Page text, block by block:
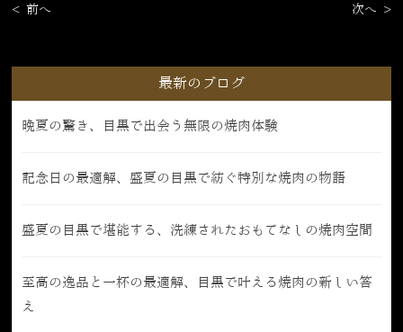
< 前へ 次へ >
最新のブログ
晩夏の驚き、目黒で出会う無限の焼肉体験
記念日の最適解、盛夏の目黒で紡ぐ特別な焼肉の物語
盛夏の目黒で堪能する、洗練されたおもてなしの焼肉空間
至高の逸品と一杯の最適解、目黒で叶える焼肉の新しい答
え